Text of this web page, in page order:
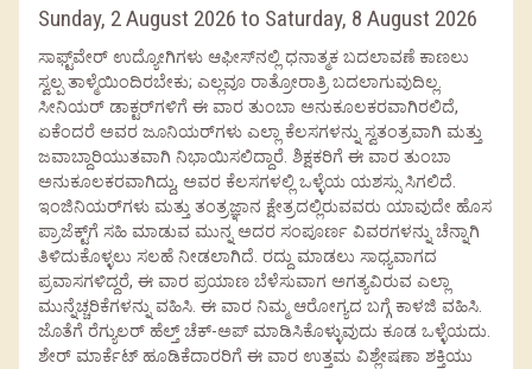
Sunday, 2 August 2026 to Saturday, 8 August 2026
ಸಾಫ್ಟ್‌ವೇರ್ ಉದ್ಯೋಗಿಗಳು ಆಫೀಸ್‌ನಲ್ಲಿ ಧನಾತ್ಮಕ ಬದಲಾವಣೆ ಕಾಣಲು
ಸ್ವಲ್ಪ ತಾಳ್ಮೆಯಿಂದಿರಬೇಕು; ಎಲ್ಲವೂ ರಾತ್ರೋರಾತ್ರಿ ಬದಲಾಗುವುದಿಲ್ಲ.
ಸೀನಿಯರ್ ಡಾಕ್ಟರ್‌ಗಳಿಗೆ ಈ ವಾರ ತುಂಬಾ ಅನುಕೂಲಕರವಾಗಿರಲಿದೆ,
ಏಕೆಂದರೆ ಅವರ ಜೂನಿಯರ್‌ಗಳು ಎಲ್ಲಾ ಕೆಲಸಗಳನ್ನು ಸ್ವತಂತ್ರವಾಗಿ ಮತ್ತು
ಜವಾಬ್ದಾರಿಯುತವಾಗಿ ನಿಭಾಯಿಸಲಿದ್ದಾರೆ. ಶಿಕ್ಷಕರಿಗೆ ಈ ವಾರ ತುಂಬಾ
ಅನುಕೂಲಕರವಾಗಿದ್ದು, ಅವರ ಕೆಲಸಗಳಲ್ಲಿ ಒಳ್ಳೆಯ ಯಶಸ್ಸು ಸಿಗಲಿದೆ.
ಇಂಜಿನಿಯರ್‌ಗಳು ಮತ್ತು ತಂತ್ರಜ್ಞಾನ ಕ್ಷೇತ್ರದಲ್ಲಿರುವವರು ಯಾವುದೇ ಹೊಸ
ಪ್ರಾಜೆಕ್ಟ್‌ಗೆ ಸಹಿ ಮಾಡುವ ಮುನ್ನ ಅದರ ಸಂಪೂರ್ಣ ವಿವರಗಳನ್ನು ಚೆನ್ನಾಗಿ
ತಿಳಿದುಕೊಳ್ಳಲು ಸಲಹೆ ನೀಡಲಾಗಿದೆ. ರದ್ದು ಮಾಡಲು ಸಾಧ್ಯವಾಗದ
ಪ್ರವಾಸಗಳಿದ್ದರೆ, ಈ ವಾರ ಪ್ರಯಾಣ ಬೆಳೆಸುವಾಗ ಅಗತ್ಯವಿರುವ ಎಲ್ಲಾ
ಮುನ್ನೆಚ್ಚರಿಕೆಗಳನ್ನು ವಹಿಸಿ. ಈ ವಾರ ನಿಮ್ಮ ಆರೋಗ್ಯದ ಬಗ್ಗೆ ಕಾಳಜಿ ವಹಿಸಿ.
ಜೊತೆಗೆ ರೆಗ್ಯುಲರ್ ಹೆಲ್ತ್ ಚೆಕ್-ಅಪ್ ಮಾಡಿಸಿಕೊಳ್ಳುವುದು ಕೂಡ ಒಳ್ಳೆಯದು.
ಶೇರ್ ಮಾರ್ಕೆಟ್ ಹೂಡಿಕೆದಾರರಿಗೆ ಈ ವಾರ ಉತ್ತಮ ವಿಶ್ಲೇಷಣಾ ಶಕ್ತಿಯು